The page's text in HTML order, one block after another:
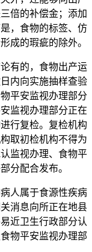
倍的补偿金；添加
，食物的标签、仿
成的瑕疵的除外。
有的，食物出产运
内向实施抽样查验
平安监视办理部分
监视办理部分正在
行复检。复检机构
取初检机构不得为
监视办理、食物平
分配合发布。
人属于食源性疾病
消息向所正在地县
近卫生行政部分认
物平安监视办理部